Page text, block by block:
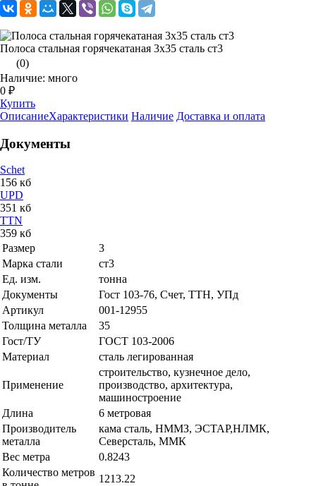
Полоса стальная горячекатаная 3х35 сталь ст3
(0)
Наличие: много
0 ₽
Купить
ОписаниеХарактеристики Наличие Доставка и оплата
Документы
Schet
156 кб
UPD
351 кб
TTN
359 кб
Размер
3
Марка стали
ст3
Ед. изм.
тонна
Документы
Гост 103-76, Счет, ТТН, УПд
Артикул
001-12955
Толщина металла
35
Гост/ТУ
ГОСТ 103-2006
Материал
сталь легированная
Применение
строительство, кузнечное дело,
производство, архитектура,
машиностроение
Длина
6 метровая
Производитель
металла
кама сталь, НММЗ, ЭСТАР,НЛМК,
Северсталь, ММК
Вес метра
0.8243
Количество метров
1213.22